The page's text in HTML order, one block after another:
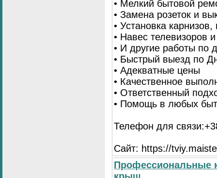
• Мелкий бытовой
• Замена розеток и
• Установка
• Навес телевизоров
• И другие работы по
• Быстрый выезд по
• Адекватные цены
• Качественное
• Ответственный
• Помощь в любых
Телефон для
Сайт: https://
Профессиональные